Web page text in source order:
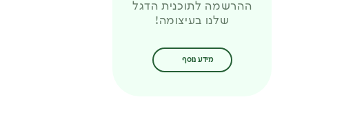
ההרשמה לתוכנית הדגל
שלנו בעיצומה!
מידע נוסף